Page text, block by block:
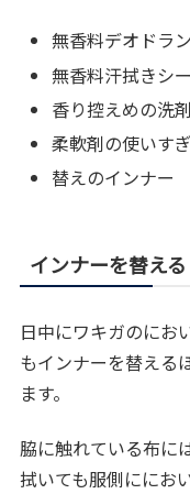
無香料デオドラ
無香料汗拭きシ
香り控えめの洗剤
柔軟剤の使いす
替えのインナー
インナーを替える
日中にワキガのにお
もインナーを替える
ます。
脇に触れている布に
拭いても服側ににお